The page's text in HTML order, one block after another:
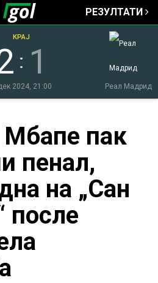
to navigation
РЕЗУЛТАТИ
Реал Мадрид
: 1
КРАЈ
2024, 21:00
пак
пенал,
на „Сан